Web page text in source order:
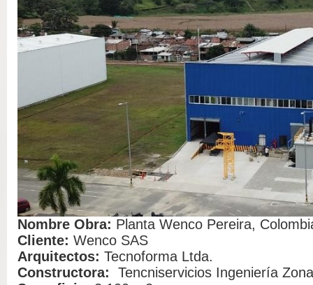
Nombre Obra: Planta Wenco Pereira,
Cliente: Wenco SAS
Arquitectos: Tecnoforma Ltda.
Constructora:
Tencniservicios Ingeniería